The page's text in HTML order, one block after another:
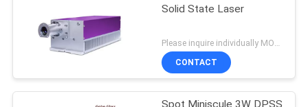
Solid State Laser
Please inquire individually MOQ:1
CONTACT
Spot Miniscule 3W DPSS